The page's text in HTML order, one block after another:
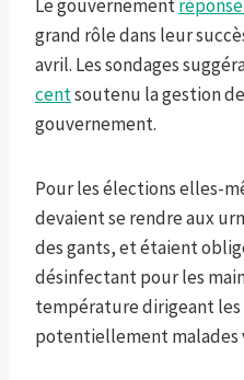
Le gouvernement
grand rôle dans leur
avril. Les sondages
centsoutenu la gestion
gouvernement.
Pour les élections elles-
devaient se rendre aux
des gants, et étaient
désinfectant pour les
température dirigeant les
potentiellement malades